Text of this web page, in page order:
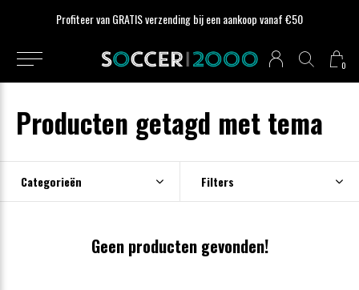
0
Profiteer van GRATIS verzending bij een aankoop vanaf €50
Producten getagd met tema
Categorieën Filters
Geen producten gevonden!